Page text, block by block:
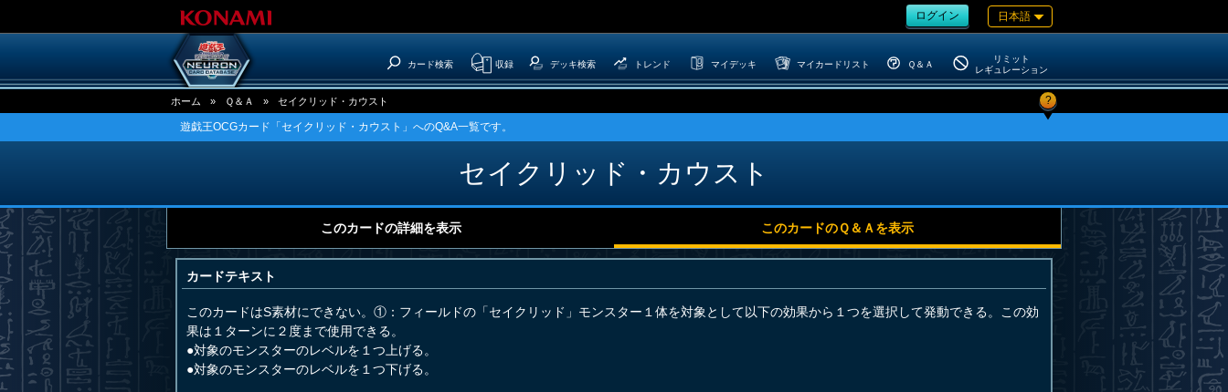
ログイン 日本語
カード検索 収録 デッキ検索 トレンド マイデッキ マイカードリスト Ｑ＆Ａ
リミット
レギュレーション
ホーム » Ｑ＆Ａ » セイクリッド・カウスト ?
遊戯王OCGカード「セイクリッド・カウスト」へのQ&A一覧です。
セイクリッド・カウスト
このカードの詳細を表示 このカードのＱ＆Ａを表示
カードテキスト
このカードはS素材にできない。①：フィールドの「セイクリッド」モンスター１体を対象として以下の効果から１つを選択して発動できる。この効
果は１ターンに２度まで使用できる。
●対象のモンスターのレベルを１つ上げる。
●対象のモンスターのレベルを１つ下げる。